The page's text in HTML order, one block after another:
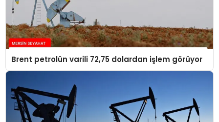
Brent petrolün varili 72,75 dolardan işlem görüyor